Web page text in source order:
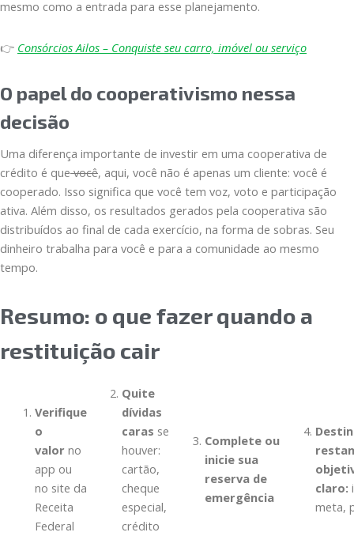
mesmo como a entrada para esse planejamento.
👉 Consórcios Ailos – Conquiste seu carro, imóvel ou serviço
O papel do cooperativismo nessa
decisão
Uma diferença importante de investir em uma cooperativa de
crédito é quevocê, aqui, você não é apenas um cliente: você é
cooperado. Isso significa que você tem voz, voto e participação
ativa. Além disso, os resultados gerados pela cooperativa são
distribuídos ao final de cada exercício, na forma de sobras. Seu
dinheiro trabalha para você e para a comunidade ao mesmo
tempo.
Resumo: o que fazer quando a
restituição cair
Verifique
o
valor no
app ou
no site da
Receita
Federal
Quite
dívidas
caras se
houver:
cartão,
cheque
especial,
crédito
Complete ou
inicie sua
reserva de
emergência
claro:
meta,